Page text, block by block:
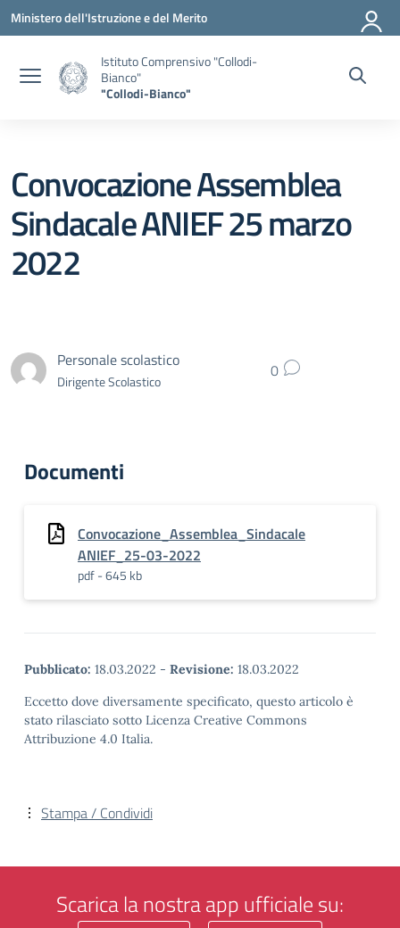
Vai ai contenuti
Vai al menu di navigazione
Vai al footer
Ministero dell'Istruzione e del Merito
Istituto Comprensivo "Collodi-
Bianco"
"Collodi-Bianco"
Convocazione Assemblea
Sindacale ANIEF 25 marzo
2022
Personale scolastico
Dirigente Scolastico 0
Documenti
Convocazione_Assemblea_Sindacale
ANIEF_25-03-2022
pdf - 645 kb
Pubblicato: 18.03.2022 - Revisione: 18.03.2022
Eccetto dove diversamente specificato, questo articolo è
stato rilasciato sotto Licenza Creative Commons
Attribuzione 4.0 Italia.
Stampa / Condividi
Scarica la nostra app ufficiale su: